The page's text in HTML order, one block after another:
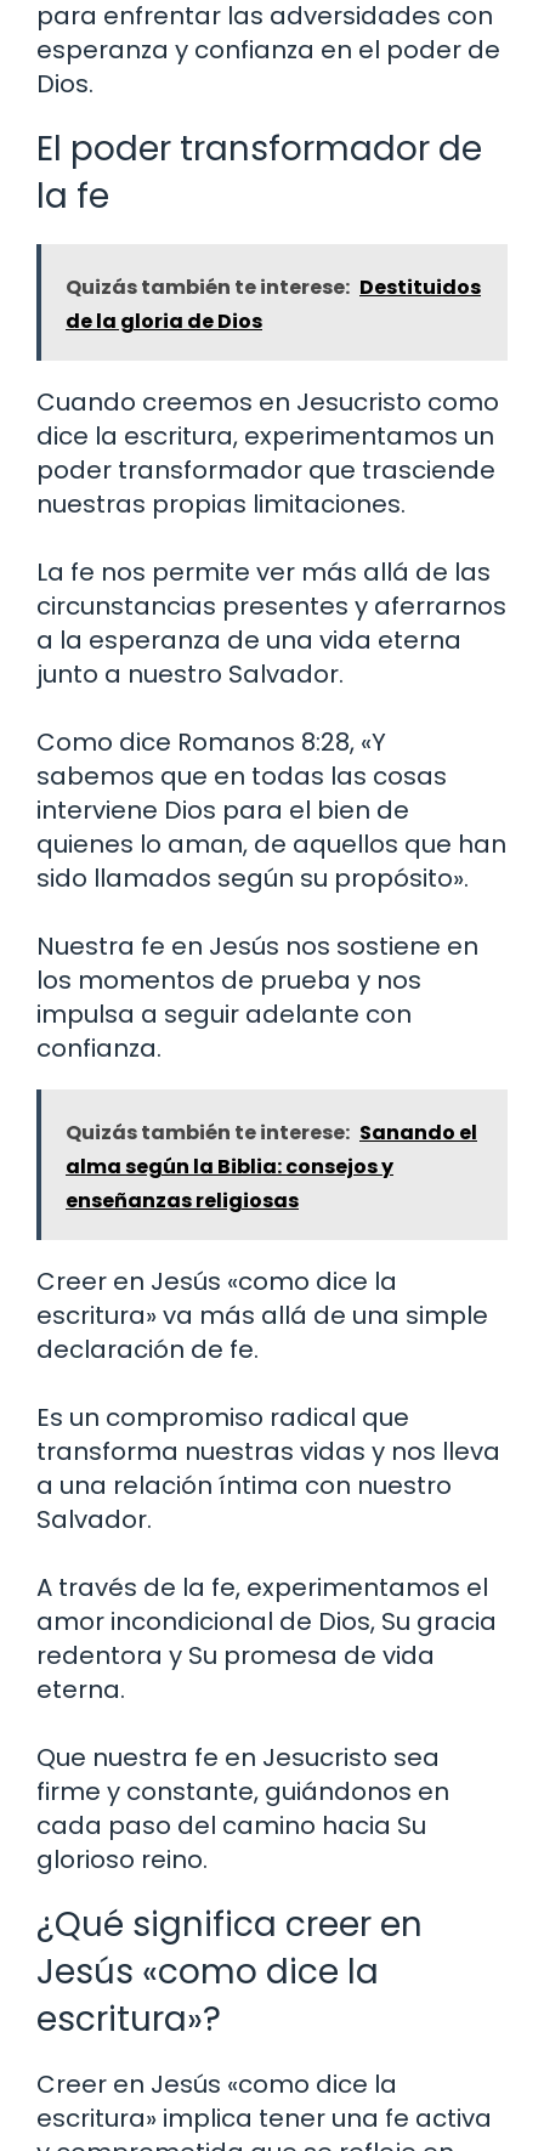
para enfrentar las adversidades con
esperanza y confianza en el poder de
Dios.
El poder transformador de
la fe
Quizás también te interese: Destituidos
de la gloria de Dios
Cuando creemos en Jesucristo como
dice la escritura, experimentamos un
poder transformador que trasciende
nuestras propias limitaciones.
La fe nos permite ver más allá de las
circunstancias presentes y aferrarnos
a la esperanza de una vida eterna
junto a nuestro Salvador.
Como dice Romanos 8:28, «Y
sabemos que en todas las cosas
interviene Dios para el bien de
quienes lo aman, de aquellos que han
sido llamados según su propósito».
Nuestra fe en Jesús nos sostiene en
los momentos de prueba y nos
impulsa a seguir adelante con
confianza.
Quizás también te interese: Sanando el
alma según la Biblia: consejos y
enseñanzas religiosas
Creer en Jesús «como dice la
escritura» va más allá de una simple
declaración de fe.
Es un compromiso radical que
transforma nuestras vidas y nos lleva
a una relación íntima con nuestro
Salvador.
A través de la fe, experimentamos el
amor incondicional de Dios, Su gracia
redentora y Su promesa de vida
eterna.
Que nuestra fe en Jesucristo sea
firme y constante, guiándonos en
cada paso del camino hacia Su
glorioso reino.
¿Qué significa creer en
Jesús «como dice la
escritura»?
Creer en Jesús «como dice la
escritura» implica tener una fe activa